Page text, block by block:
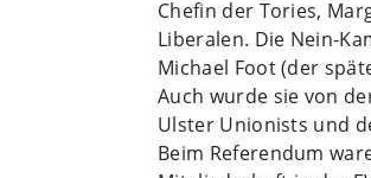
Chefin der Tories,
Liberalen. Die Nein-
Michael Foot (der
Auch wurde sie von
Ulster Unionists und
Beim Referendum